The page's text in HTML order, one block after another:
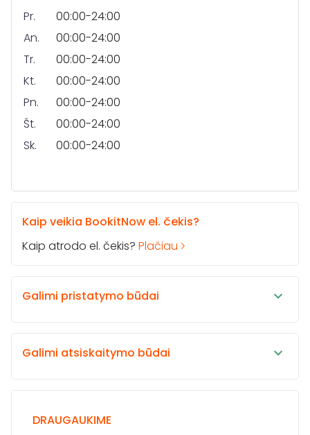
Pr.
00:00-24:00
An.
00:00-24:00
Tr.
00:00-24:00
Kt.
00:00-24:00
Pn.
00:00-24:00
Št.
00:00-24:00
Sk.
00:00-24:00
Kaip veikia BookitNow el. čekis?
Kaip atrodo el. čekis? Plačiau
Galimi pristatymo būdai
Galimi atsiskaitymo būdai
DRAUGAUKIME